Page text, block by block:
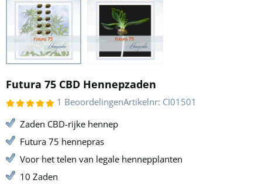
Futura 75 CBD Hennepzaden
1 BeoordelingenArtikelnr: CI01501
Zaden CBD-rijke hennep
Futura 75 hennepras
Voor het telen van legale hennepplanten
10 Zaden